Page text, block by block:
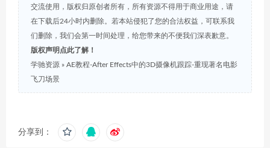
交流使用，版权归原创者所有，所有资源不得用于商业用途，请
在下载后24小时内删除。若本站侵犯了您的合法权益，可联系我
们删除，我们会第一时间处理，给您带来的不便我们深表歉意。
版权声明点此了解！
学驰资源 » AE教程-After Effects中的3D摄像机跟踪-重现著名电影
飞刀场景
分享到：